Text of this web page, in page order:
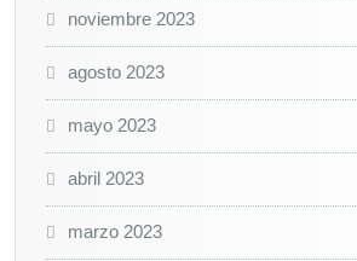
noviembre 2023
agosto 2023
mayo 2023
abril 2023
marzo 2023